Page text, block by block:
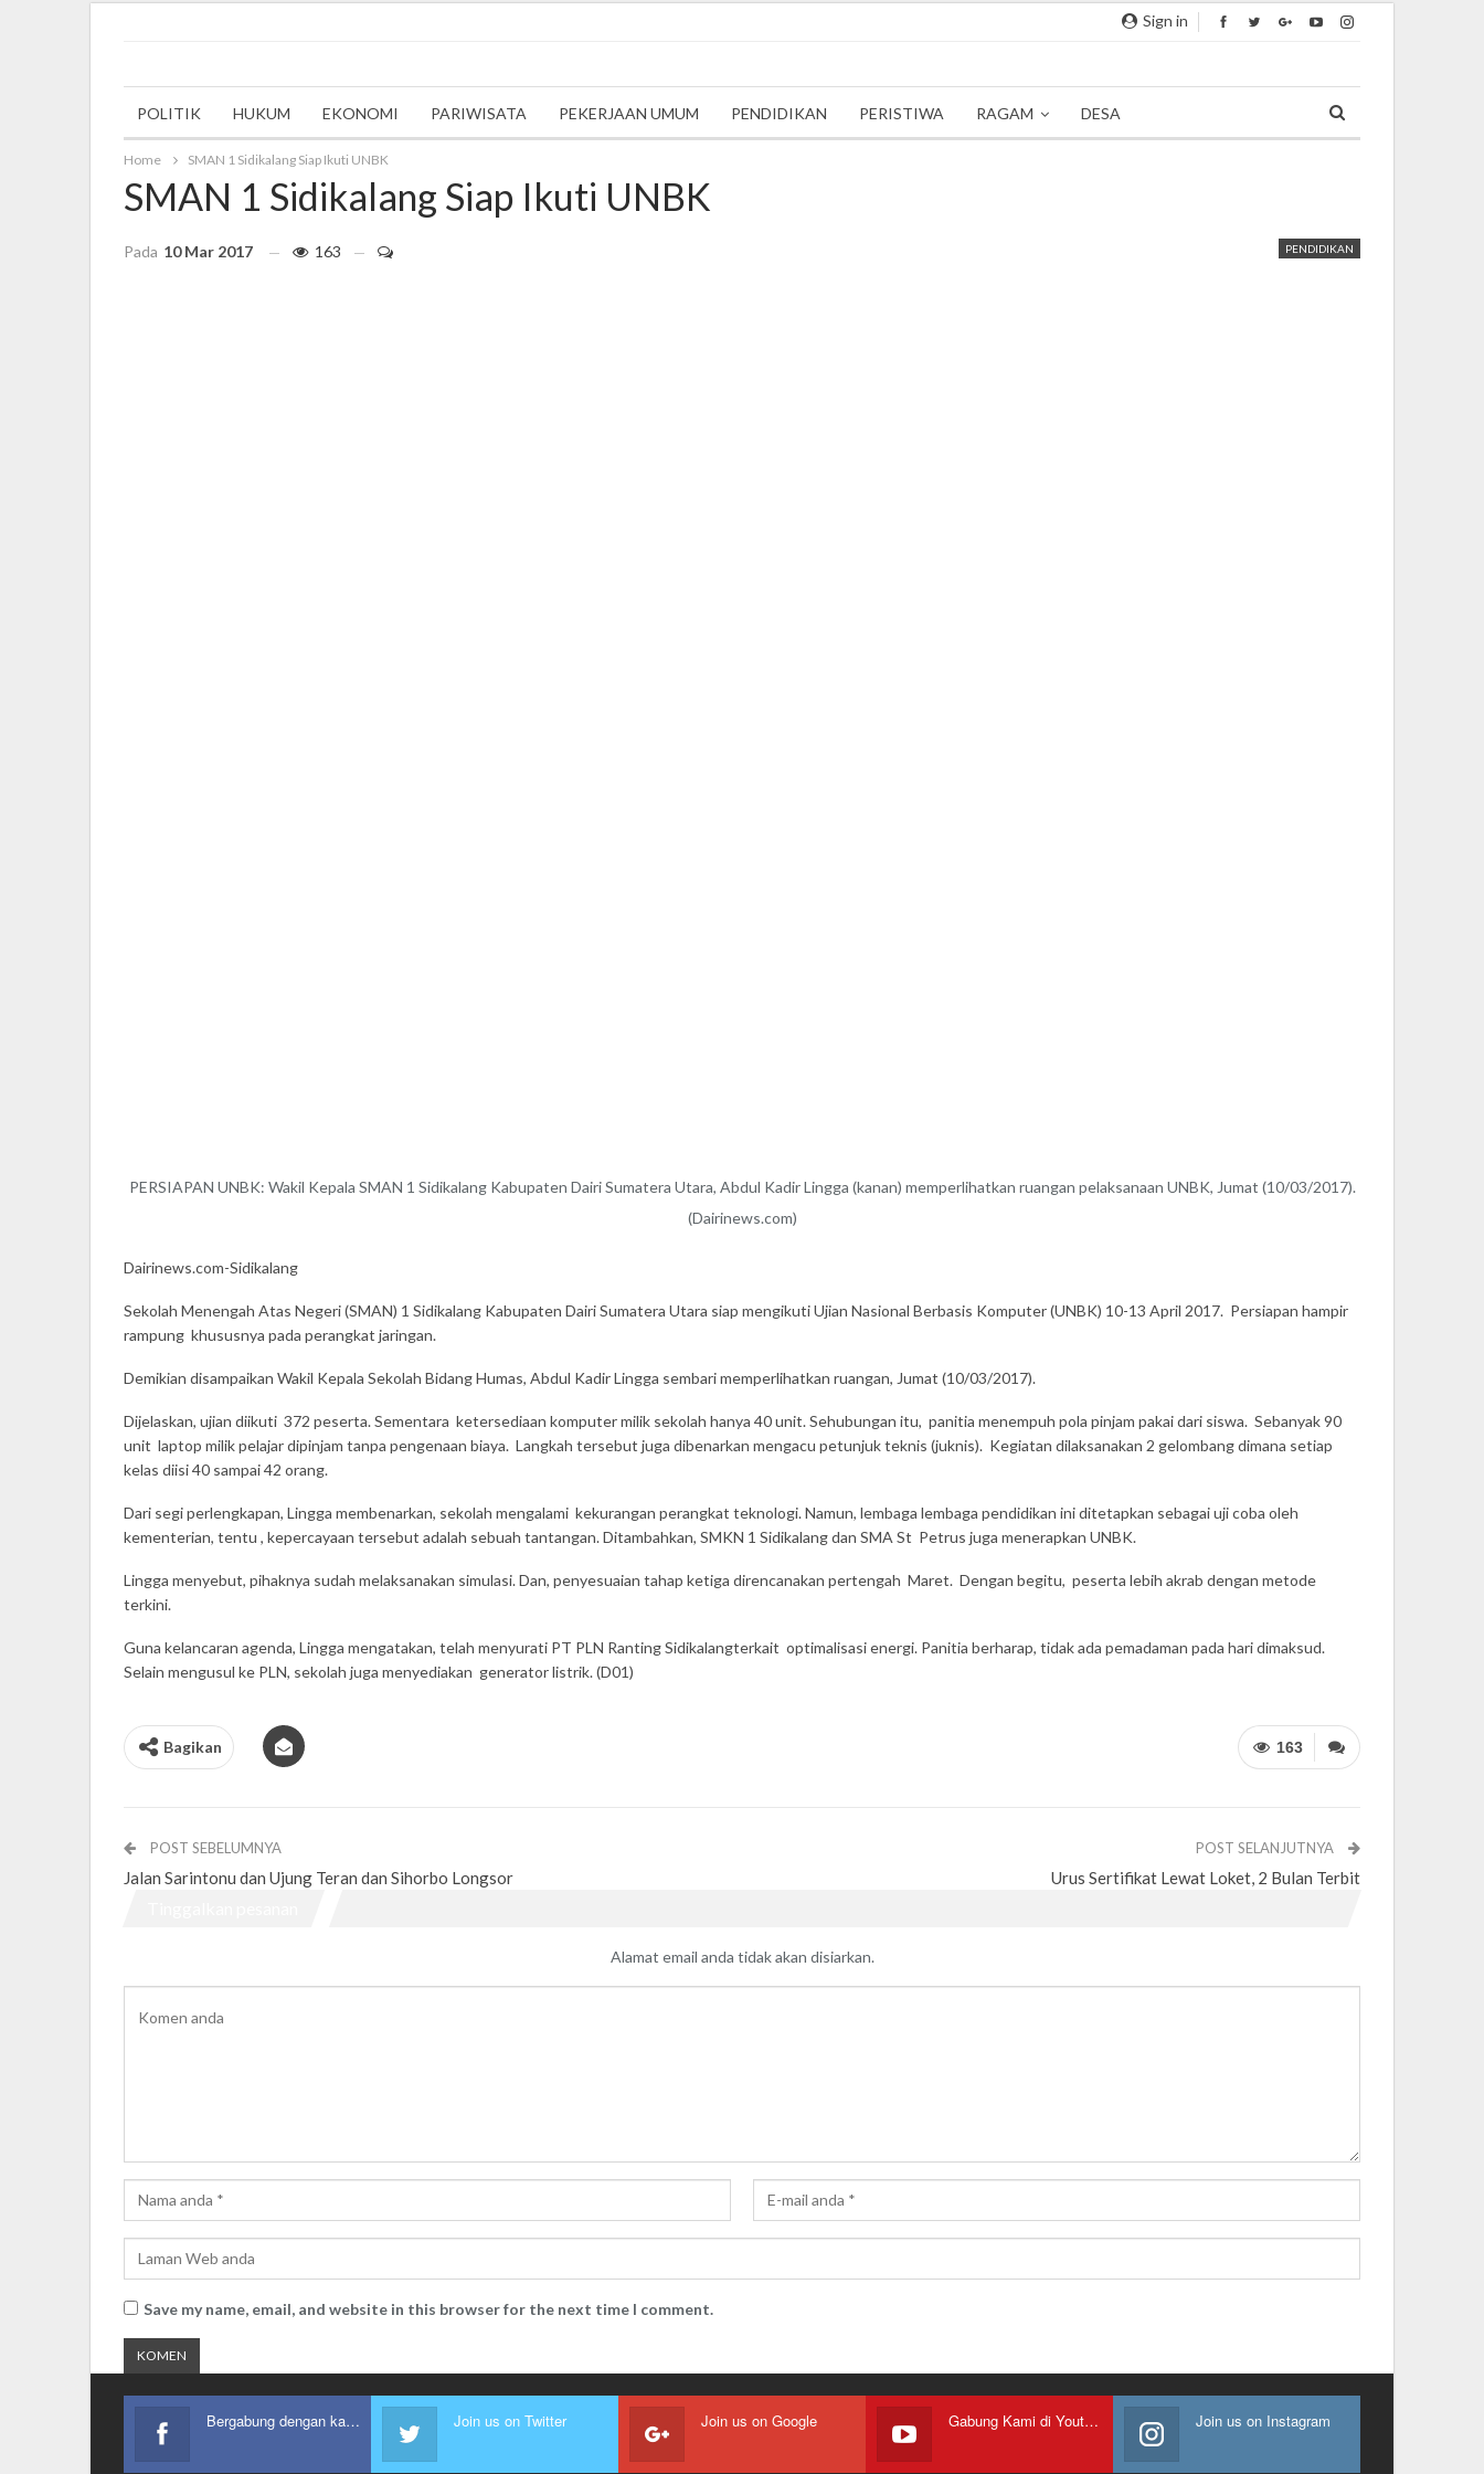
Sign in
POLITIK HUKUM EKONOMI PARIWISATA PEKERJAAN UMUM PENDIDIKAN PERISTIWA RAGAM DESA
Home SMAN 1 Sidikalang Siap Ikuti UNBK
SMAN 1 Sidikalang Siap Ikuti UNBK
PENDIDIKAN
Pada 10 Mar 2017 163
PERSIAPAN UNBK: Wakil Kepala SMAN 1 Sidikalang Kabupaten Dairi Sumatera Utara, Abdul Kadir Lingga (kanan) memperlihatkan ruangan pelaksanaan UNBK, Jumat (10/03/2017).
(Dairinews.com)
Dairinews.com-Sidikalang
Sekolah Menengah Atas Negeri (SMAN) 1 Sidikalang Kabupaten Dairi Sumatera Utara siap mengikuti Ujian Nasional Berbasis Komputer (UNBK) 10-13 April 2017. Persiapan hampir
rampung khususnya pada perangkat jaringan.
Demikian disampaikan Wakil Kepala Sekolah Bidang Humas, Abdul Kadir Lingga sembari memperlihatkan ruangan, Jumat (10/03/2017).
Dijelaskan, ujian diikuti 372 peserta. Sementara ketersediaan komputer milik sekolah hanya 40 unit. Sehubungan itu, panitia menempuh pola pinjam pakai dari siswa. Sebanyak 90
unit laptop milik pelajar dipinjam tanpa pengenaan biaya. Langkah tersebut juga dibenarkan mengacu petunjuk teknis (juknis). Kegiatan dilaksanakan 2 gelombang dimana setiap
kelas diisi 40 sampai 42 orang.
Dari segi perlengkapan, Lingga membenarkan, sekolah mengalami kekurangan perangkat teknologi. Namun, lembaga lembaga pendidikan ini ditetapkan sebagai uji coba oleh
kementerian, tentu , kepercayaan tersebut adalah sebuah tantangan. Ditambahkan, SMKN 1 Sidikalang dan SMA St Petrus juga menerapkan UNBK.
Lingga menyebut, pihaknya sudah melaksanakan simulasi. Dan, penyesuaian tahap ketiga direncanakan pertengah Maret. Dengan begitu, peserta lebih akrab dengan metode
terkini.
Guna kelancaran agenda, Lingga mengatakan, telah menyurati PT PLN Ranting Sidikalangterkait optimalisasi energi. Panitia berharap, tidak ada pemadaman pada hari dimaksud.
Selain mengusul ke PLN, sekolah juga menyediakan generator listrik. (D01)
163
Bagikan
POST SEBELUMNYA
Jalan Sarintonu dan Ujung Teran dan Sihorbo Longsor
POST SELANJUTNYA
Urus Sertifikat Lewat Loket, 2 Bulan Terbit
Alamat email anda tidak akan disiarkan.
Save my name, email, and website in this browser for the next time I comment.
Bergabung dengan kami Join us on Twitter Join us on Google Gabung Kami di Youtube Join us on Instagram